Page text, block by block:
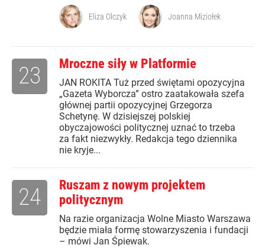
Eliza Olczyk Joanna Miziołek
Mroczne siły w Platformie
JAN ROKITA Tuż przed świętami opozycyjna
„Gazeta Wyborcza” ostro zaatakowała szefa
głównej partii opozycyjnej Grzegorza
Schetynę. W dzisiejszej polskiej
obyczajowości politycznej uznać to trzeba
za fakt niezwykły. Redakcja tego dziennika
nie kryje...
23
Ruszam z nowym projektem
politycznym
Na razie organizacja Wolne Miasto Warszawa
będzie miała formę stowarzyszenia i fundacji
– mówi Jan Śpiewak.
24